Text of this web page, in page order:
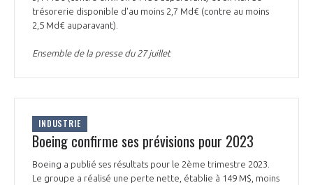
trésorerie disponible d'au moins 2,7 Md€ (contre au moins
2,5 Md€ auparavant).
Ensemble de la presse du 27 juillet
INDUSTRIE
Boeing confirme ses prévisions pour 2023
Boeing a publié ses résultats pour le 2ème trimestre 2023.
Le groupe a réalisé une perte nette, établie à 149 M$, moins